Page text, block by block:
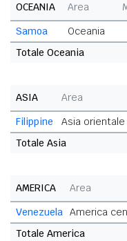
OCEANIA Area
Samoa
Oceania
Totale Oceania
ASIA Area
Filippine
Asia orientale
Totale Asia
AMERICA Area
Venezuela America
Totale America